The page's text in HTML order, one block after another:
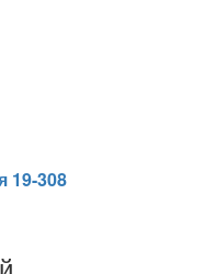
19-308